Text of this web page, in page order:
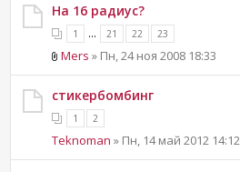
На 16 радиус?
1 ... 21 22 23
Mers » Пн, 24 ноя 2008 18:33
стикербомбинг
1 2
Teknoman » Пн, 14 май 2012 14:12